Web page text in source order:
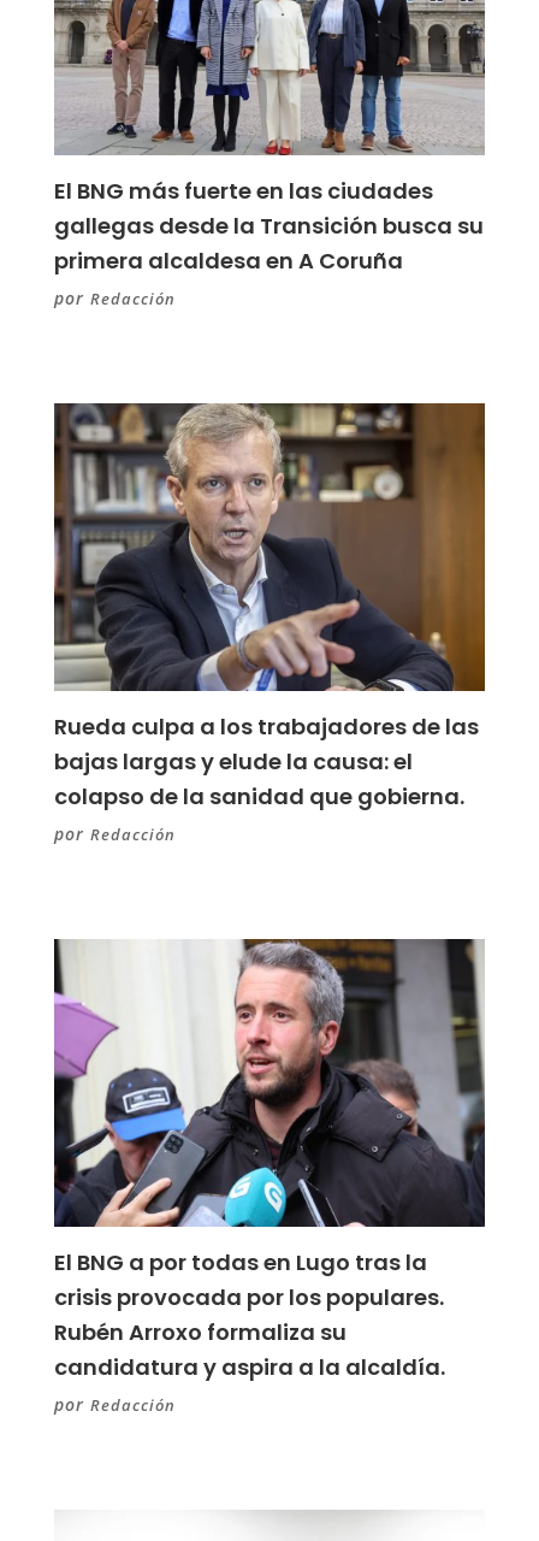
El BNG más fuerte en las ciudades
gallegas desde la Transición busca su
primera alcaldesa en A Coruña
por Redacción
Rueda culpa a los trabajadores de las
bajas largas y elude la causa: el
colapso de la sanidad que gobierna.
por Redacción
El BNG a por todas en Lugo tras la
crisis provocada por los populares.
Rubén Arroxo formaliza su
candidatura y aspira a la alcaldía.
por Redacción